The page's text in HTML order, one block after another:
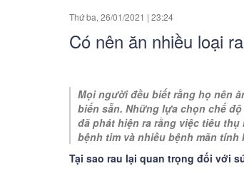
Ung thư
Các
Thứ ba, 26/01/2021 | 23:24
Có nên ăn nhiều loại
Mọi người đều biết rằng họ nên
biến sẵn. Những lựa chọn chế
đã phát hiện ra rằng việc tiêu
bệnh tim và nhiều bệnh mãn tính
Tại sao rau lại quan trọng đối với